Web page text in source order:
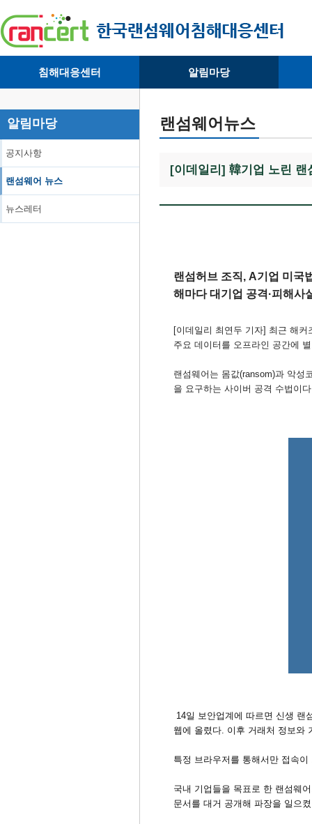
침해대응센터
· 침해피해신고
· 개인정보취급방침
알림마당
· 뉴스레터
알림마당
공지사항
랜섬웨어 뉴스
뉴스레터
랜섬웨어뉴스
[이데일리] 韓기업 노린
랜섬허브 조직, A기업 미국
해마다 대기업 공격·피해사
[이데일리 최연두 기자] 최근 해
주요 데이터를 오프라인 공간에
랜섬웨어는 몸값(ransom)과 악성
을 요구하는 사이버 공격 수법이
14일 보안업계에 따르면 신생 랜
웹에 올렸다. 이후 거래처 정보와
특정 브라우저를 통해서만 접속
국내 기업들을 목표로 한 랜섬웨
문서를 대거 공개해 파장을 일으